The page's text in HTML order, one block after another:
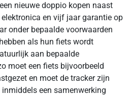
nieuwe doppio kopen naast
en vijf jaar garantie op
onder bepaalde voorwaarden
als hun fiets wordt
aan bepaalde
moet een fiets bijvoorbeeld
en moet de tracker zijn
inmiddels een samenwerking